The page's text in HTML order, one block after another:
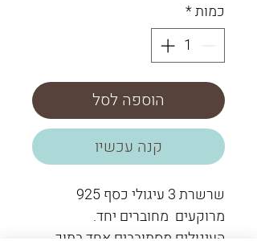
כמות*
הוספה לסל
קנה עכשיו
שרשרת 3 עיגולי כסף 925
מרוקעים מחוברים יחד.